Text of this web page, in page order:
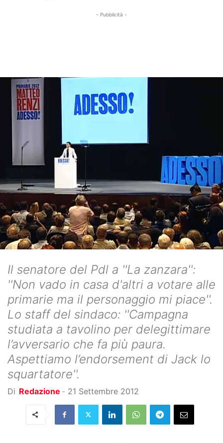
- Pubblicità -
Il senatore del Pdl a ''La zanzara'':
''Non vado in casa d'altri a votare alle
primarie ma il personaggio mi piace''.
Lo staff del sindaco: ''Campagna
studiata a tavolino per delegittimare
l’avversario che fa più paura.
Aspettiamo l’endorsement di Jack lo
squartatore''.
Di Redazione - 21 Settembre 2012